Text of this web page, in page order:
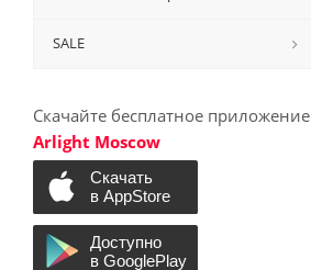
min: 9 V; max: 60 V (
min: 90 V; max: 175 V (1)
SALE
Скачайте бесплатное приложение
Arlight Moscow